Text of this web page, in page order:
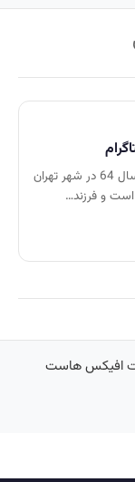
محمدرضا غفاری محمدرضا غفاری در روز 6 مرداد سال 64 در شهر تهران
و فرزند…
افیکس هاست